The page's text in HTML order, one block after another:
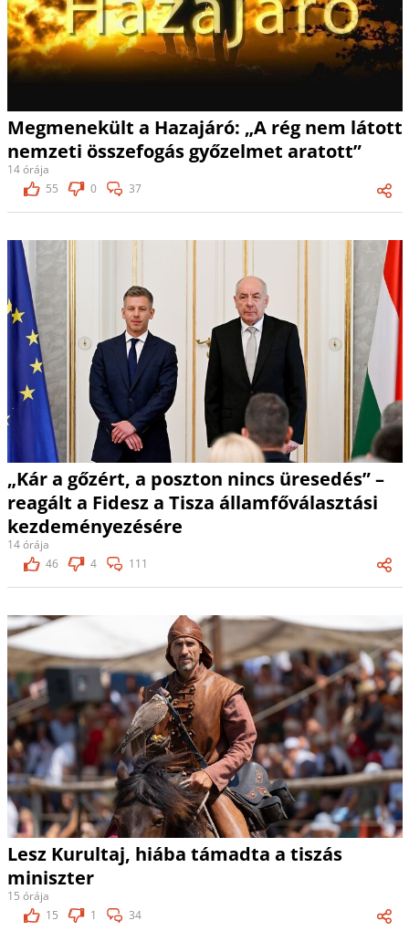
Megmenekült a Hazajáró: „A rég nem látott
nemzeti összefogás győzelmet aratott”
14 órája
55
0 37
„Kár a gőzért, a poszton nincs üresedés” –
reagált a Fidesz a Tisza államfőválasztási
kezdeményezésére
14 órája
46
4 111
Lesz Kurultaj, hiába támadta a tiszás
miniszter
15 órája
15
1 34